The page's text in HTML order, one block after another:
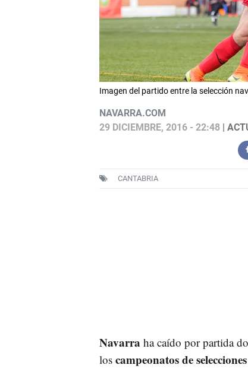
Imagen del partido entre la selección
NAVARRA.COM
29 DICIEMBRE, 2016 - 22:48|
CANTABRIA
Navarra ha caído por partida
los campeonatos de